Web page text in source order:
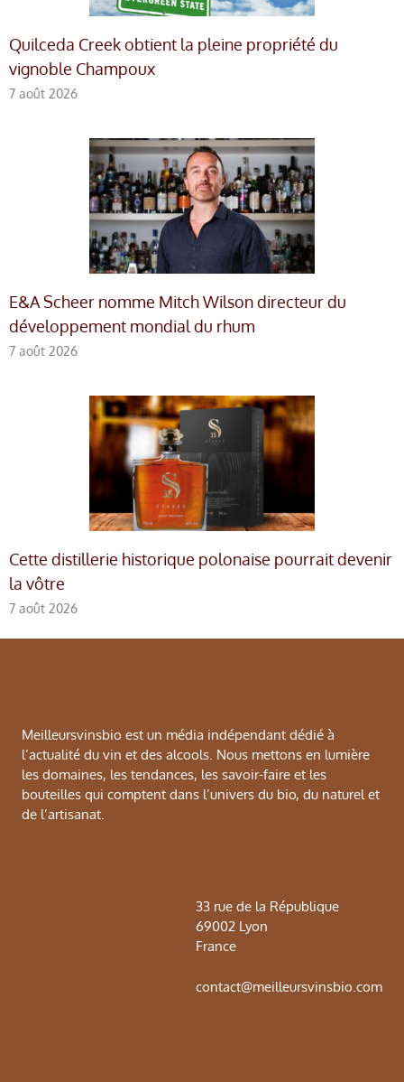
Quilceda Creek obtient la pleine propriété du
vignoble Champoux
7 août 2026
E&A Scheer nomme Mitch Wilson directeur du
développement mondial du rhum
7 août 2026
Cette distillerie historique polonaise pourrait devenir
la vôtre
7 août 2026
Meilleursvinsbio est un média indépendant dédié à
l’actualité du vin et des alcools. Nous mettons en lumière
les domaines, les tendances, les savoir-faire et les
bouteilles qui comptent dans l’univers du bio, du naturel et
de l’artisanat.
33 rue de la République
69002 Lyon
France
contact@meilleursvinsbio.com